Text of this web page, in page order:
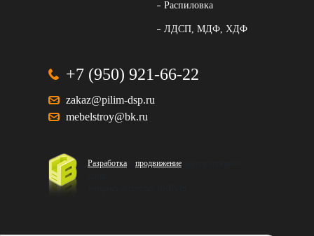
Распиловка
ЛДСП, МДФ, ХДФ
+7 (950) 921-66-22
zakaz@pilim-dsp.ru
mebelstroy@bk.ru
Разработка продвижение